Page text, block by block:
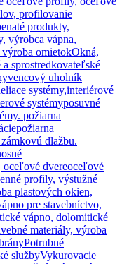
profilovanie
produkty,
výrobca vápna,
omietokOkná,
a sprostredkovateľské
vencový uholník
systémy,interiérové
systémyposuvné
požiarna
požiarna
dlažbu.
oceľové dvereoceľové
profily, výstužné
plastových okien,
pre stavebníctvo,
vápno, dolomitické
materiály, výroba
Potrubné
službyVykurovacie